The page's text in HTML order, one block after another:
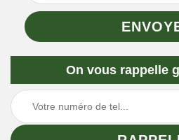
On vous rappelle